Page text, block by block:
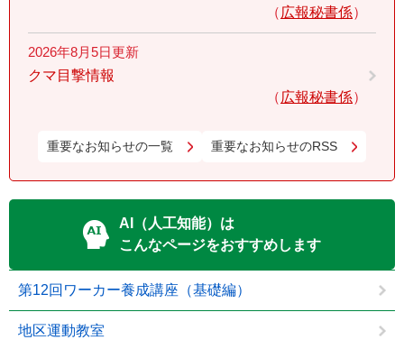
広報秘書係
2026年8月5日更新
クマ目撃情報
広報秘書係
重要なお知らせの一覧 重要なお知らせのRSS
AI（人工知能）は
こんなページをおすすめします
第12回ワーカー養成講座（基礎編）
地区運動教室